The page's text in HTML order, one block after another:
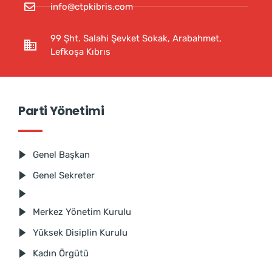
info@ctpkibris.com
99 Şht. Salahi Şevket Sokak, Arabahmet,
Lefkoşa Kıbrıs
Parti Yönetimi
Genel Başkan
Genel Sekreter
Merkez Yönetim Kurulu
Yüksek Disiplin Kurulu
Kadın Örgütü